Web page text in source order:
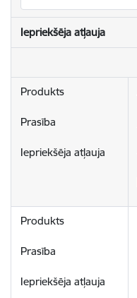
Iepriekšēja atļauja